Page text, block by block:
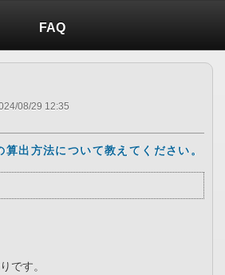
FAQ
08/29 12:35
算出方法について教えてください。
です。